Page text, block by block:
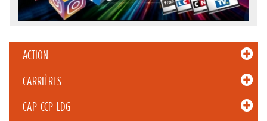
ACTION
CARRIÈRES
CAP-CCP-LDG